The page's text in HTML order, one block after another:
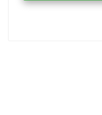
KUTUZOVV